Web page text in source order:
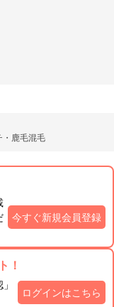
・鹿毛混毛
今すぐ新規会員登録
！
ログインはこちら